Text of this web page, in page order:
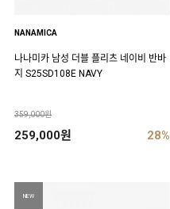
NANAMICA
나나미카 남성 더블 플리츠 네이비 반바
지 S25SD108E NAVY
359,000원
259,000원 28%
NEW